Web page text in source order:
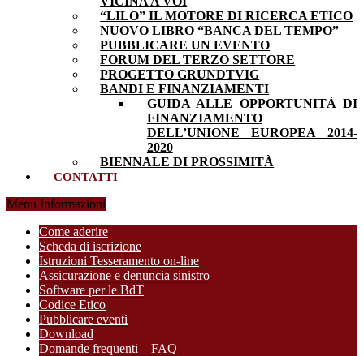
“LILO” IL MOTORE DI RICERCA ETICO
NUOVO LIBRO “BANCA DEL TEMPO”
PUBBLICARE UN EVENTO
FORUM DEL TERZO SETTORE
PROGETTO GRUNDTVIG
BANDI E FINANZIAMENTI
GUIDA ALLE OPPORTUNITÀ DI
FINANZIAMENTO
DELL’UNIONE EUROPEA 2014-
2020
BIENNALE DI PROSSIMITÀ
CONTATTI
Menu Informazioni
Come aderire
Scheda di iscrizione
Istruzioni Tesseramento on-line
Assicurazione e denuncia sinistro
Software per le BdT
Codice Etico
Pubblicare eventi
Download
Domande frequenti – FAQ